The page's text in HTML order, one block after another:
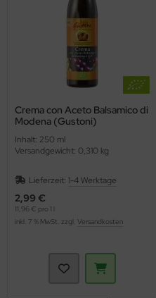
Crema con Aceto Balsamico di
Modena (Gustoni)
Inhalt: 250 ml
Versandgewicht: 0,310 kg
Lieferzeit: 1-4 Werktage
2,99 €
11,96 € pro 1 l
inkl. 7 % MwSt. zzgl. Versandkosten